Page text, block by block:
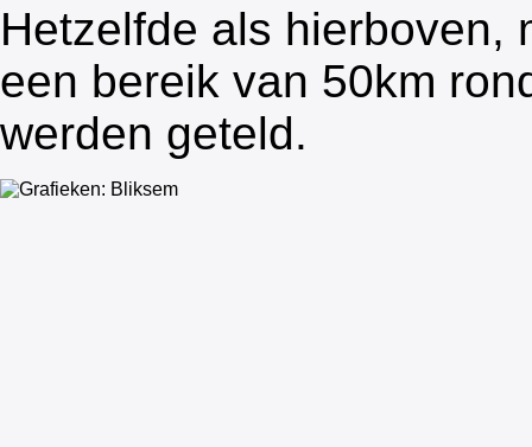
Hetzelfde als hierboven,
een bereik van 50km
werden geteld.